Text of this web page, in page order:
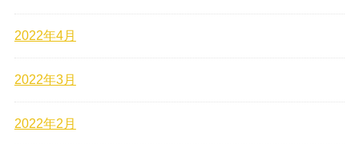
2022年4月
2022年3月
2022年2月